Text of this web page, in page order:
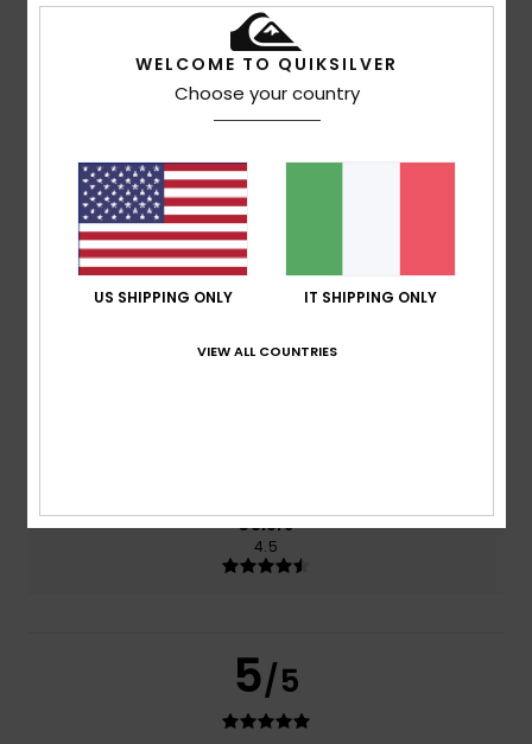
Punteggio medio
5.0/5
Il 100% dei nostri clienti consiglia questo prodotto
Comfort
4.0
Colore
4.5
5/5
WELCOME TO QUIKSILVER
Choose your country
US SHIPPING ONLY IT SHIPPING ONLY
VIEW ALL COUNTRIES